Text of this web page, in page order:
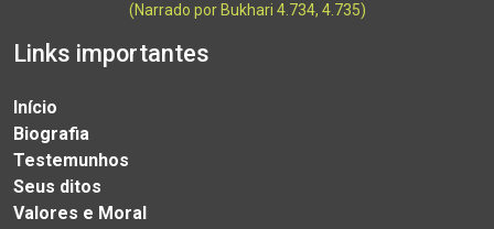
(Narrado por Bukhari 4.734, 4.735)
Links importantes
Início
Biografia
Testemunhos
Seus ditos
Valores e Moral